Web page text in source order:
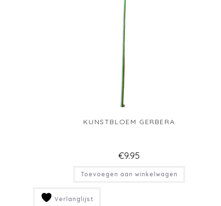
KUNSTBLOEM GERBERA
€9.95
Toevoegen aan winkelwagen
Verlanglijst